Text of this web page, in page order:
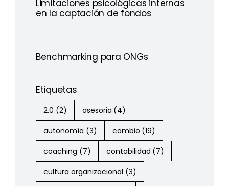
Limitaciones psicológicas internas
en la captación de fondos
Benchmarking para ONGs
Etiquetas
2.0 (2) asesoria (4)
autonomía (3) cambio (19)
coaching (7) contabilidad (7)
cultura organizacional (3)